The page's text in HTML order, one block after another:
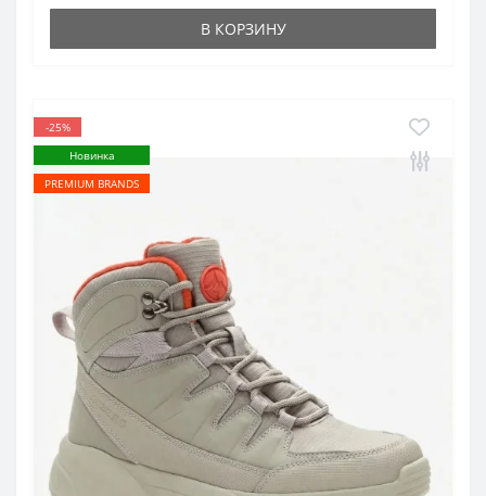
В КОРЗИНУ
-25%
Новинка
PREMIUM BRANDS